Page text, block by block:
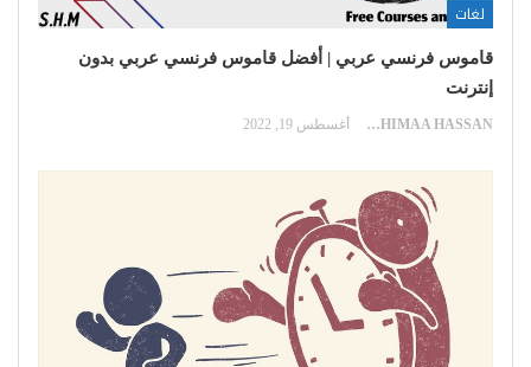
لغات
قاموس فرنسي عربي | أفضل قاموس فرنسي عربي بدون
إنترنت
SHIMAA HASSAN أغسطس 19, 2022